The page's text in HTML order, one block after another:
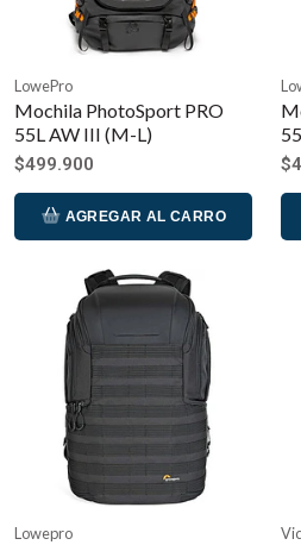
LowePro
Mochila PhotoSport PRO
55L AW III (M-L)
$499.900
AGREGAR AL CARRO
Lowepro